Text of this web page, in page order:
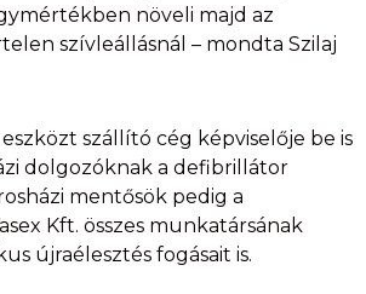
növeli majd az
szívleállásnál – mondta Szilaj
szállító cég képviselője be is
dolgozóknak a defibrillátor
mentősök pedig a
Kft. összes munkatársának
újraélesztés fogásait is.